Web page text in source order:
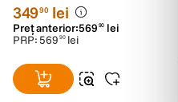
34990 lei
Preț anterior:569 90 lei
PRP:569 90 lei